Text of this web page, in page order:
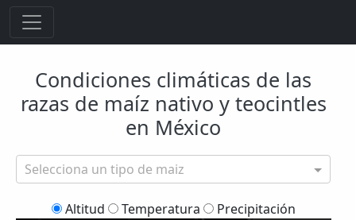
Condiciones climáticas de las
razas de maíz nativo y teocintles
en México
Selecciona un tipo de maiz
Altitud Temperatura Precipitación